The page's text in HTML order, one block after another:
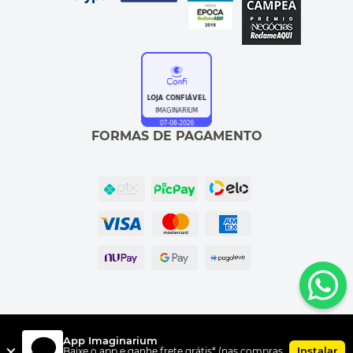
FORMAS DE PAGAMENTO
UNI.CO COMERCIO S/A, CNPJ 00.399.603/0010-07, Av Dr. Cardoso
de Melo, 1855 CEP 04548-005, Vila Olímpia, São Paulo, SP
App Imaginarium